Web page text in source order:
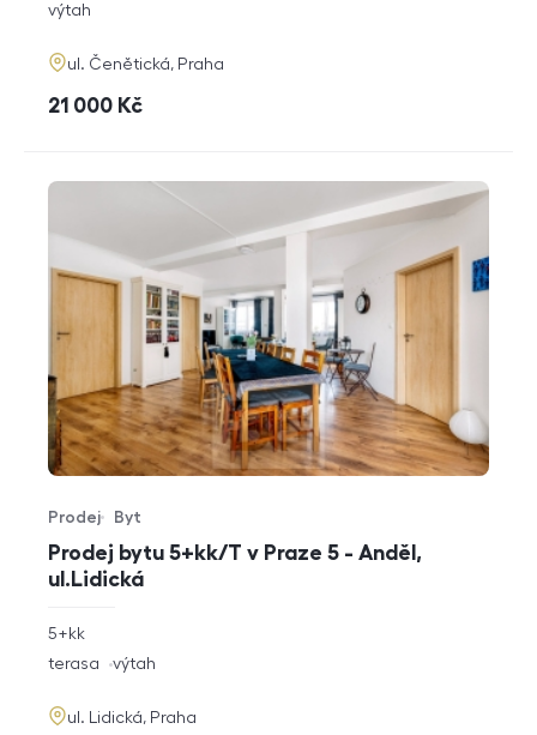
funkce
výtah
adresa
ul. Čenětická, Praha
cena
21 000 Kč
Prodej bytu 5+kk/T v Praze 5 - Anděl,
ul.Lidická
Typ nabídky
Prodej
Typ nemovitosti
Byt
rozměry
dispozice
5+kk
funkce
terasa výtah
adresa
ul. Lidická, Praha